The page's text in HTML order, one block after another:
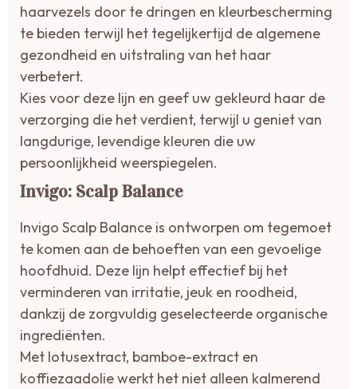
haarvezels door te dringen en kleurbescherming
te bieden terwijl het tegelijkertijd de algemene
gezondheid en uitstraling van het haar
verbetert.
Kies voor deze lijn en geef uw gekleurd haar de
verzorging die het verdient, terwijl u geniet van
langdurige, levendige kleuren die uw
persoonlijkheid weerspiegelen.
Invigo: Scalp Balance
Invigo Scalp Balance is ontworpen om tegemoet
te komen aan de behoeften van een gevoelige
hoofdhuid. Deze lijn helpt effectief bij het
verminderen van irritatie, jeuk en roodheid,
dankzij de zorgvuldig geselecteerde organische
ingrediënten.
Met lotusextract, bamboe-extract en
koffiezaadolie werkt het niet alleen kalmerend